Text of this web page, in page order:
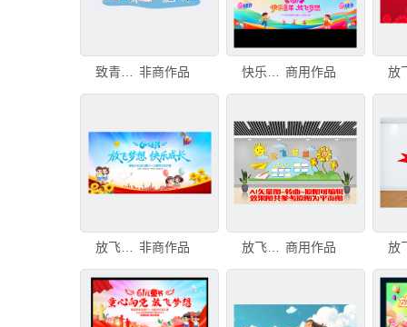
非商作品 商用作品
放飞梦想快乐成长 非商作品 放飞梦想校园文化墙设计幼儿园小学 商用作品